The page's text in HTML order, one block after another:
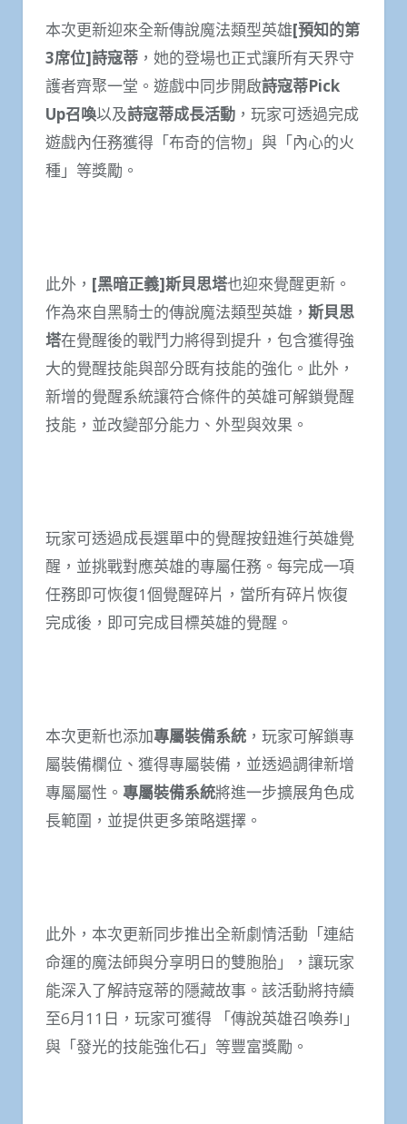
本次更新迎來全新傳說魔法類型英雄[預知的第
3席位]詩寇蒂 ，她的登場也正式讓所有天界守
護者齊聚一堂。遊戲中同步開啟詩寇蒂Pick
Up召喚以及詩寇蒂成長活動 ，玩家可透過完成
遊戲內任務獲得「布奇的信物」與「內心的火
種」等獎勵。
此外， [黑暗正義]斯貝思塔也迎來覺醒更新。
作為來自黑騎士的傳說魔法類型英雄， 斯貝思
塔在覺醒後的戰鬥力將得到提升，包含獲得強
大的覺醒技能與部分既有技能的強化。此外，
新增的覺醒系統讓符合條件的英雄可解鎖覺醒
技能，並改變部分能力、外型與效果。
玩家可透過成長選單中的覺醒按鈕進行英雄覺
醒，並挑戰對應英雄的專屬任務。每完成一項
任務即可恢復1個覺醒碎片，當所有碎片恢復
完成後，即可完成目標英雄的覺醒。
本次更新也添加專屬裝備系統 ，玩家可解鎖專
屬裝備欄位、獲得專屬裝備，並透過調律新增
專屬屬性。 專屬裝備系統將進一步擴展角色成
長範圍，並提供更多策略選擇。
此外，本次更新同步推出全新劇情活動「連結
命運的魔法師與分享明日的雙胞胎」，讓玩家
能深入了解詩寇蒂的隱藏故事。該活動將持續
至6月11日，玩家可獲得 「傳說英雄召喚券I」
與「發光的技能強化石」等豐富獎勵。